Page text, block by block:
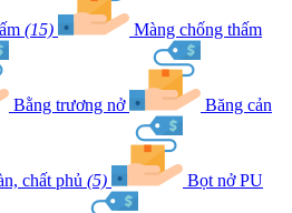
(15) Màng chống thấm
Bằng trương nở Băng cản
chất phủ (5) Bọt nở PU